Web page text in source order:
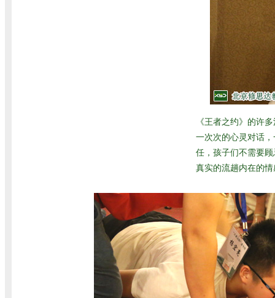
《王者之约》的许
一次次的心灵对话
任，孩子们不需要
真实的流趟内在的情